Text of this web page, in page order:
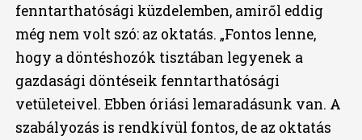
fenntarthatósági küzdelemben, amiről eddig
még nem volt szó: az oktatás. „Fontos lenne,
hogy a döntéshozók tisztában legyenek a
gazdasági döntéseik fenntarthatósági
vetületeivel. Ebben óriási lemaradásunk van. A
szabályozás is rendkívül fontos, de az oktatás